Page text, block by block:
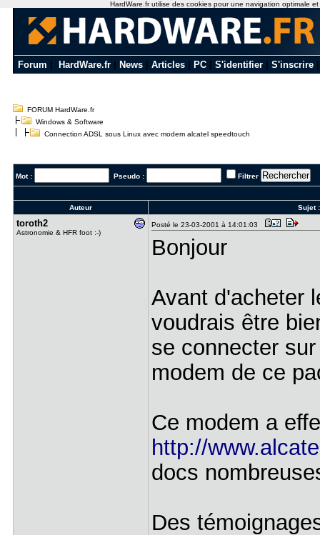
Forum HardWare.fr News Articles PC S'identifier S'inscrire
FORUM HardWare.fr
Windows & Software
Connection ADSL sous Linux avec modem alcatel speedtouch
Mot : Pseudo : Filtrer
Auteur Sujet
toroth2
Astronomie & HFR foot :-)
Posté le 23-03-2001 à 14:01:03
Bonjour
Avant d'acheter
voudrais être
se connecter
modem de ce
Ce modem a
http://
docs
Des
HardWare.fr utilise des cookies pour une navigation optimale